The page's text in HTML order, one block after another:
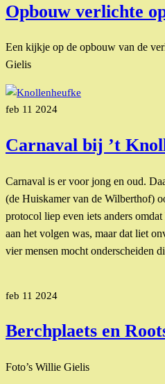
Opbouw verlichte
Een kijkje op de opbouw van de
Gielis
feb 11 2024
Carnaval bij ’t
Carnaval is er voor jong en oud.
(de Huiskamer van de Wilberthof)
protocol liep even iets anders
aan het volgen was, maar dat liet
vier mensen mocht onderscheiden
feb 11 2024
Berchplaets en
Foto’s Willie Gielis